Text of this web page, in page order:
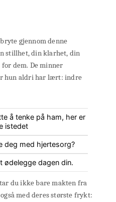
gjennom denne
stillhet, din klarhet, din
dem. De minner
hun aldri har lært: indre
å tenke på ham, her er
istedet
deg med hjertesorg?
ødelegge dagen din.
du ikke bare makten fra
med deres største frykt: